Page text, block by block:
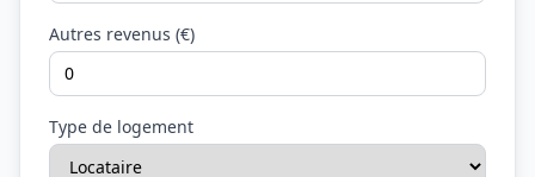
Autres revenus (€)
Type de logement